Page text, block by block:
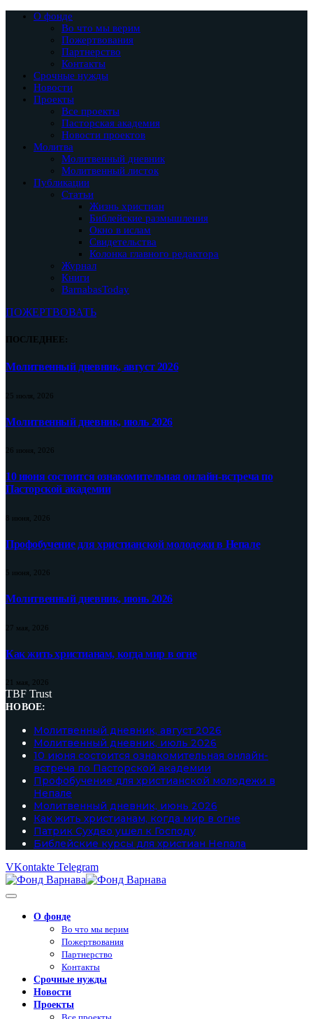
О фонде
Во что мы верим
Пожертвования
Партнерство
Контакты
Срочные нужды
Новости
Проекты
Все проекты
Пасторская академия
Новости проектов
Молитва
Молитвенный дневник
Молитвенный листок
Публикации
Статьи
Жизнь христиан
Библейские размышления
Окно в ислам
Свидетельства
Колонка главного редактора
Журнал
Книги
BarnabasToday
ПОЖЕРТВОВАТЬ
ПОСЛЕДНЕЕ:
Молитвенный дневник, август 2026
25 июля, 2026
Молитвенный дневник, июль 2026
26 июня, 2026
10 июня состоится ознакомительная онлайн-встреча по
Пасторской академии
8 июня, 2026
Профобучение для христианской молодежи в Непале
5 июня, 2026
Молитвенный дневник, июнь 2026
27 мая, 2026
Как жить христианам, когда мир в огне
21 мая, 2026
TBF Trust
НОВОЕ:
Молитвенный дневник, август 2026
Молитвенный дневник, июль 2026
10 июня состоится ознакомительная онлайн-
встреча по Пасторской академии
Профобучение для христианской молодежи в
Непале
Молитвенный дневник, июнь 2026
Как жить христианам, когда мир в огне
Патрик Сухдео ушел к Господу
Библейские курсы для христиан Непала
VKontakte Telegram
О фонде
Во что мы верим
Пожертвования
Партнерство
Контакты
Срочные нужды
Новости
Проекты